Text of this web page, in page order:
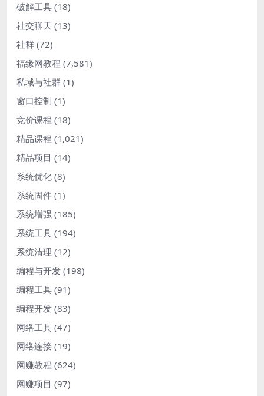
破解工具 (18)
社交聊天 (13)
社群 (72)
福缘网教程 (7,581)
私域与社群 (1)
窗口控制 (1)
竞价课程 (18)
精品课程 (1,021)
精品项目 (14)
系统优化 (8)
系统固件 (1)
系统增强 (185)
系统工具 (194)
系统清理 (12)
编程与开发 (198)
编程工具 (91)
编程开发 (83)
网络工具 (47)
网络连接 (19)
网赚教程 (624)
网赚项目 (97)